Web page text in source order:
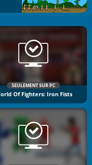
SEULEMENT SUR PC
Of Fighters: Iron Fists